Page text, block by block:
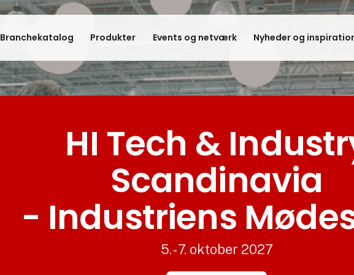
Branchekatalog Produkter Events og netværk Nyheder og
HI Tech &
Scandinavia
- Industriens
5. - 7. oktober 2027